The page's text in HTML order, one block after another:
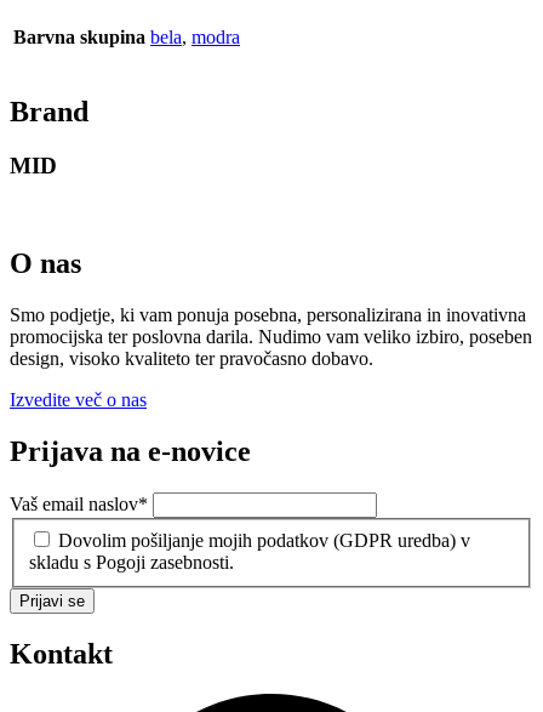
Barvna skupina bela, modra
Brand
MID
O nas
Smo podjetje, ki vam ponuja posebna, personalizirana in inovativna
promocijska ter poslovna darila. Nudimo vam veliko izbiro, poseben
design, visoko kvaliteto ter pravočasno dobavo.
Izvedite več o nas
Prijava na e-novice
Vaš email naslov*
Dovolim pošiljanje mojih podatkov (GDPR uredba) v
skladu s Pogoji zasebnosti.
Prijavi se
Kontakt